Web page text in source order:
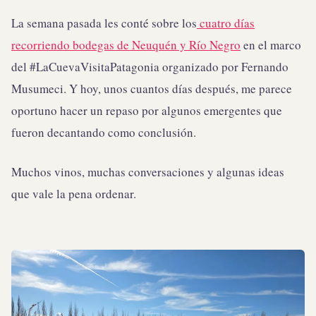
La semana pasada les conté sobre los cuatro días
recorriendo bodegas de Neuquén y Río Negro en el marco
del #LaCuevaVisitaPatagonia organizado por Fernando
Musumeci. Y hoy, unos cuantos días después, me parece
oportuno hacer un repaso por algunos emergentes que
fueron decantando como conclusión.
Muchos vinos, muchas conversaciones y algunas ideas
que vale la pena ordenar.